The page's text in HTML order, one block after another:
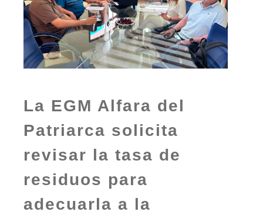
La EGM Alfara del
Patriarca solicita
revisar la tasa de
residuos para
adecuarla a la